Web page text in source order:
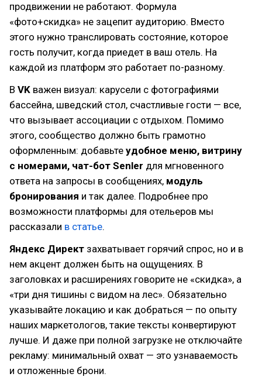
продвижении не работают. Формула
«фото+скидка» не зацепит аудиторию. Вместо
этого нужно транслировать состояние, которое
гость получит, когда приедет в ваш отель. На
каждой из платформ это работает по-разному.
В VK важен визуал: карусели c фотографиями
бассейна, шведский стол, счастливые гости — все,
что вызывает ассоциации с отдыхом. Помимо
этого, сообщество должно быть грамотно
оформленным: добавьте удобное меню, витрину
с номерами, чат-бот Senler для мгновенного
ответа на запросы в сообщениях, модуль
бронирования и так далее. Подробнее про
возможности платформы для отельеров мы
рассказали в статье.
Яндекс Директ захватывает горячий спрос, но и в
нем акцент должен быть на ощущениях. В
заголовках и расширениях говорите не «скидка», а
«три дня тишины с видом на лес». Обязательно
указывайте локацию и как добраться — по опыту
наших маркетологов, такие тексты конвертируют
лучше. И даже при полной загрузке не отключайте
рекламу: минимальный охват — это узнаваемость
и отложенные брони.